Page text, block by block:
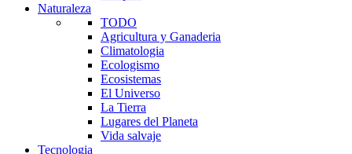
Naturaleza
TODO
Agricultura y Ganaderia
Climatologia
Ecologismo
Ecosistemas
El Universo
La Tierra
Lugares del Planeta
Vida salvaje
Tecnologia